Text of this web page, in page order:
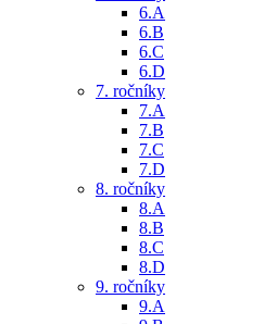
6.A
6.B
6.C
6.D
7. ročníky
7.A
7.B
7.C
7.D
8. ročníky
8.A
8.B
8.C
8.D
9. ročníky
9.A